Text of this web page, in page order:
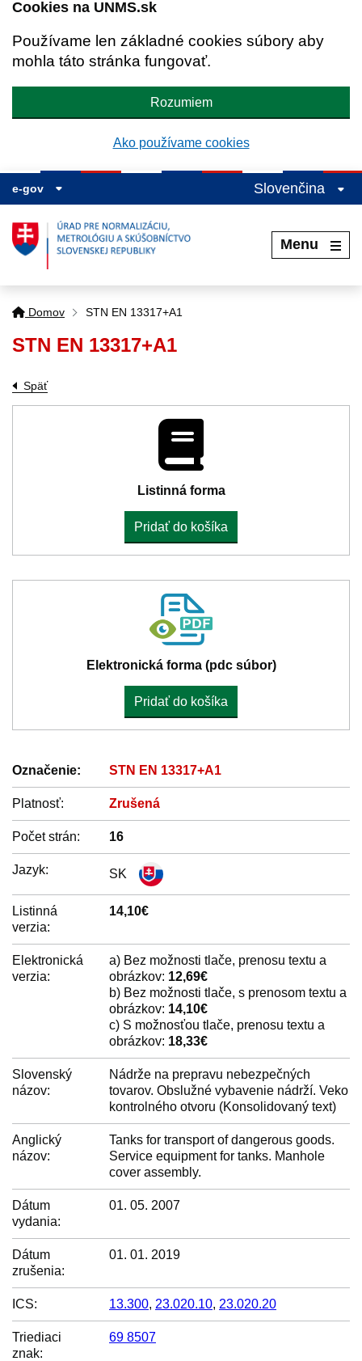
Cookies na UNMS.sk
Používame len základné cookies súbory aby
mohla táto stránka fungovať.
Rozumiem
Ako používame cookies
e-gov Slovenčina
Menu
Domov STN EN 13317+A1
STN EN 13317+A1
Späť
Listinná forma
Pridať do košíka
Elektronická forma (pdc súbor)
Pridať do košíka
Označenie: STN EN 13317+A1
Platnosť: Zrušená
Počet strán: 16
Jazyk: SK
Listinná
verzia:
14,10€
Elektronická
verzia:
a) Bez možnosti tlače, prenosu textu a
obrázkov: 12,69€
b) Bez možnosti tlače, s prenosom textu a
obrázkov: 14,10€
c) S možnosťou tlače, prenosu textu a
obrázkov: 18,33€
Slovenský
názov:
Nádrže na prepravu nebezpečných
tovarov. Obslužné vybavenie nádrží. Veko
kontrolného otvoru (Konsolidovaný text)
Anglický
názov:
Tanks for transport of dangerous goods.
Service equipment for tanks. Manhole
cover assembly.
Dátum
vydania:
01. 05. 2007
Dátum
zrušenia:
01. 01. 2019
ICS: 13.300, 23.020.10, 23.020.20
Triediaci
znak:
69 8507